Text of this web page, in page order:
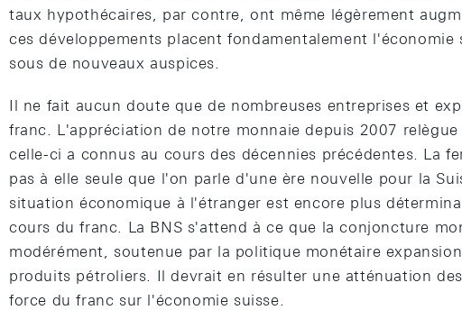
taux hypothécaires, par contre, ont même légèrement
ces développements placent fondamentalement
sous de nouveaux auspices.
Il ne fait aucun doute que de nombreuses entreprises et
franc. L'appréciation de notre monnaie depuis 2007
celle-ci a connus au cours des décennies précédentes. La
pas à elle seule que l'on parle d'une ère nouvelle pour la
situation économique à l'étranger est encore plus
cours du franc. La BNS s'attend à ce que la conjoncture
modérément, soutenue par la politique monétaire
produits pétroliers. Il devrait en résulter une atténuation
force du franc sur l'économie suisse.